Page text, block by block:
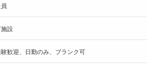
設
歓迎、日勤のみ、ブランク可